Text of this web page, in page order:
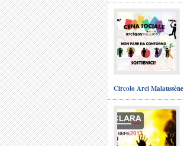
Circolo Arci Malaussène